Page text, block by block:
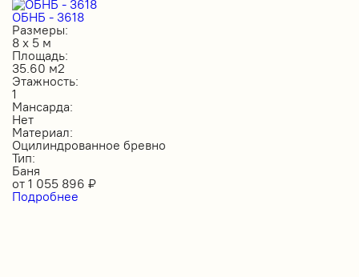
ОБНБ - 3618
Размеры:
8 х 5 м
Площадь:
35.60 м2
Этажность:
1
Мансарда:
Нет
Материал:
Оцилиндрованное бревно
Тип:
Баня
от 1 055 896 ₽
Подробнее